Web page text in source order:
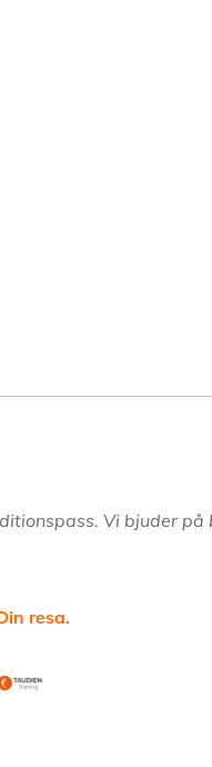
Vi bjuder på
resa.